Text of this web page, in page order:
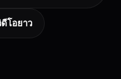
ดีโอยาว